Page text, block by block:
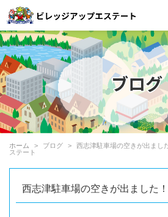
ホーム ブログ
西志津駐車場の空きが出まし
ステート
西志津駐車場の空きが出ました！